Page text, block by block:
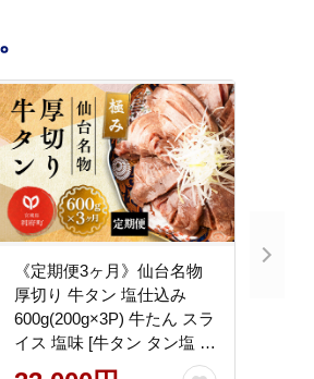
《定期便3ヶ月》仙台名物
厚切り 牛タン 塩仕込み
600g(200g×3P) 牛たん スラ
イス 塩味 [牛タン タン塩 希
少 部位 塩ダレ タレ 小分け